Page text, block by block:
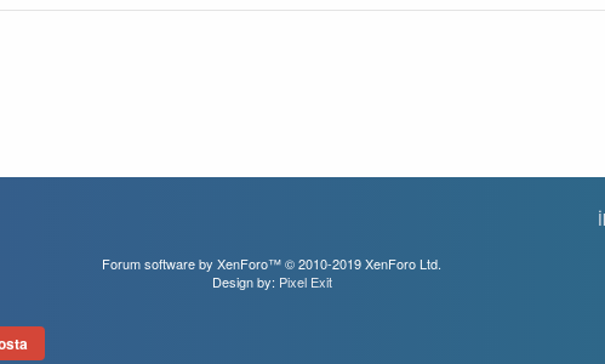
Forum software by XenForo™© 2010-2019 XenForo Ltd.
Design by: Pixel Exit